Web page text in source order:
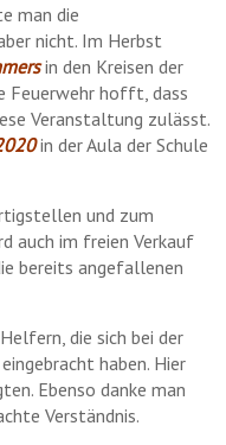
man die
nicht. Im Herbst
in den Kreisen der
Feuerwehr hofft, dass
Veranstaltung zulässt.
in der Aula der Schule
und zum
auch im freien Verkauf
bereits angefallenen
die sich bei der
haben. Hier
Ebenso danke man
Verständnis.